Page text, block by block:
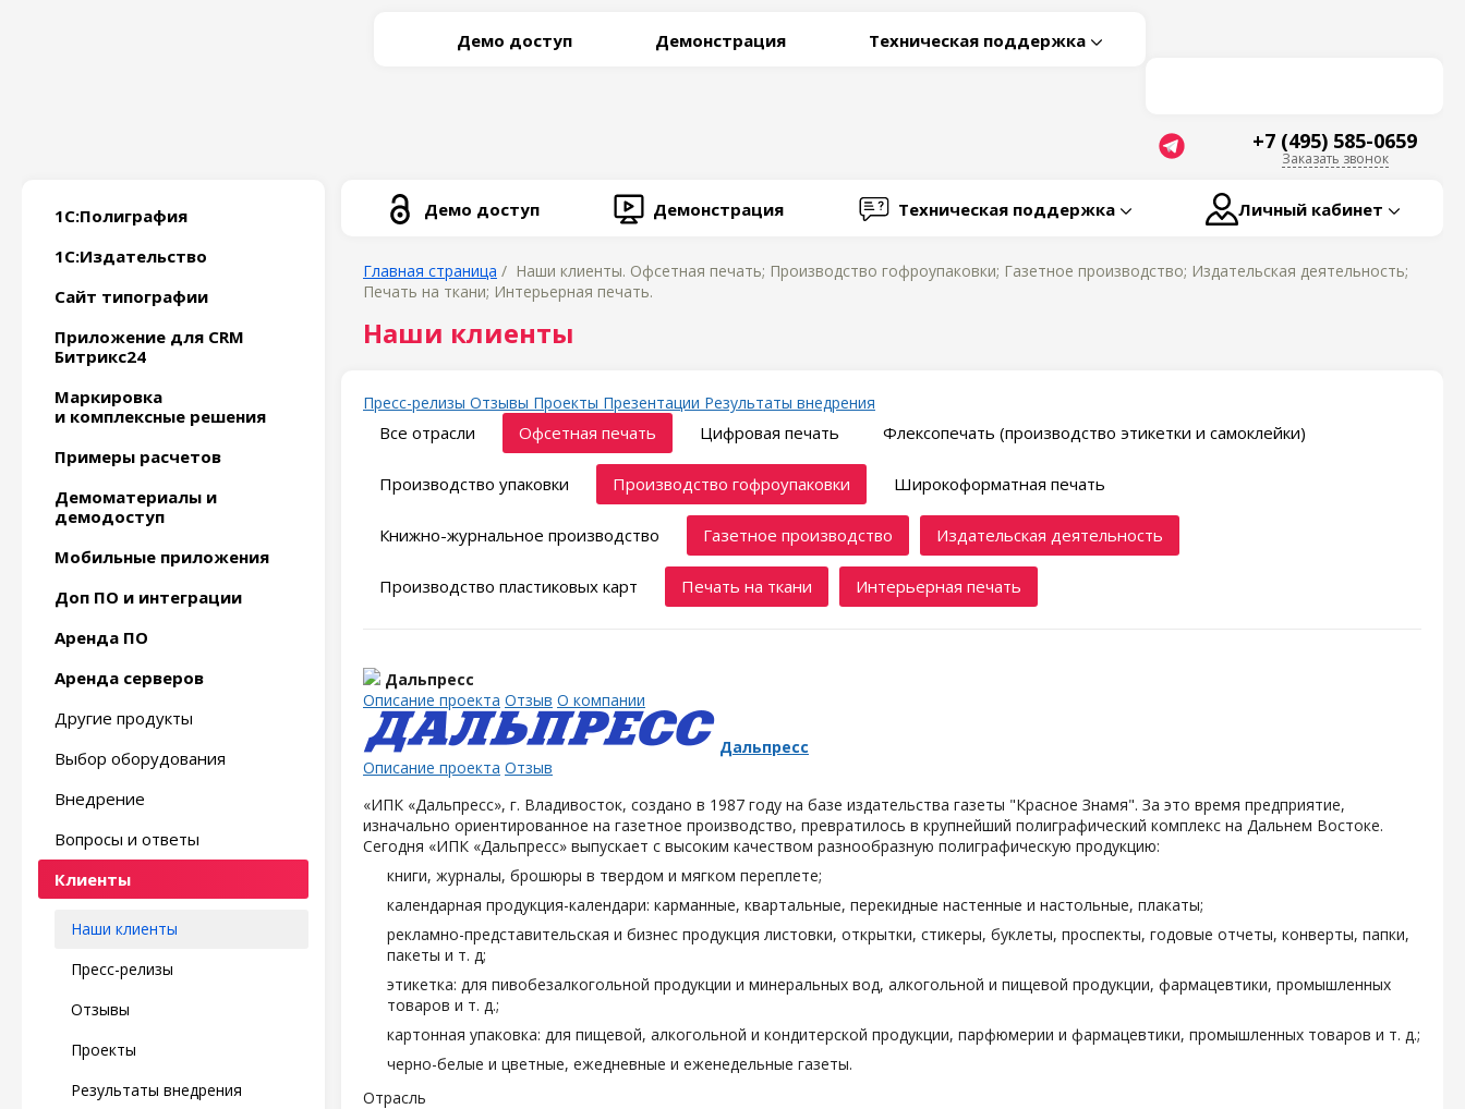
Демо доступ Демонстрация Техническая поддержка
+7 (495) 585-0659
Заказать звонок
1С:Полиграфия
1С:Издательство
Сайт типографии
Приложение для CRM
Битрикс24
Маркировка
и комплексные решения
Примеры расчетов
Демоматериалы и
демодоступ
Мобильные приложения
Доп ПО и интеграции
Аренда ПО
Аренда серверов
Другие продукты
Выбор оборудования
Внедрение
Вопросы и ответы
Клиенты
Наши клиенты
Пресс-релизы
Отзывы
Проекты
Результаты внедрения
Демо доступ Демонстрация Техническая поддержка Личный кабинет
Главная страница / Наши клиенты. Офсетная печать; Производство гофроупаковки; Газетное производство; Издательская деятельность;
Печать на ткани; Интерьерная печать.
Наши клиенты
Пресс-релизы Отзывы Проекты Презентации Результаты внедрения
Все отрасли Офсетная печать Цифровая печать Флексопечать (производство этикетки и самоклейки)
Производство упаковки Производство гофроупаковки Широкоформатная печать
Книжно-журнальное производство Газетное производство Издательская деятельность
Производство пластиковых карт Печать на ткани Интерьерная печать
Дальпресс
Описание проекта Отзыв О компании
Дальпресс
Описание проекта Отзыв
«ИПК «Дальпресс», г. Владивосток, создано в 1987 году на базе издательства газеты "Красное Знамя". За это время предприятие,
изначально ориентированное на газетное производство, превратилось в крупнейший полиграфический комплекс на Дальнем Востоке.
Сегодня «ИПК «Дальпресс» выпускает с высоким качеством разнообразную полиграфическую продукцию:
книги, журналы, брошюры в твердом и мягком переплете;
календарная продукция-календари: карманные, квартальные, перекидные настенные и настольные, плакаты;
рекламно-представительская и бизнес продукция листовки, открытки, стикеры, буклеты, проспекты, годовые отчеты, конверты, папки,
пакеты и т. д;
этикетка: для пивобезалкогольной продукции и минеральных вод, алкогольной и пищевой продукции, фармацевтики, промышленных
товаров и т. д.;
картонная упаковка: для пищевой, алкогольной и кондитерской продукции, парфюмерии и фармацевтики, промышленных товаров и т. д.;
черно-белые и цветные, ежедневные и еженедельные газеты.
Отрасль